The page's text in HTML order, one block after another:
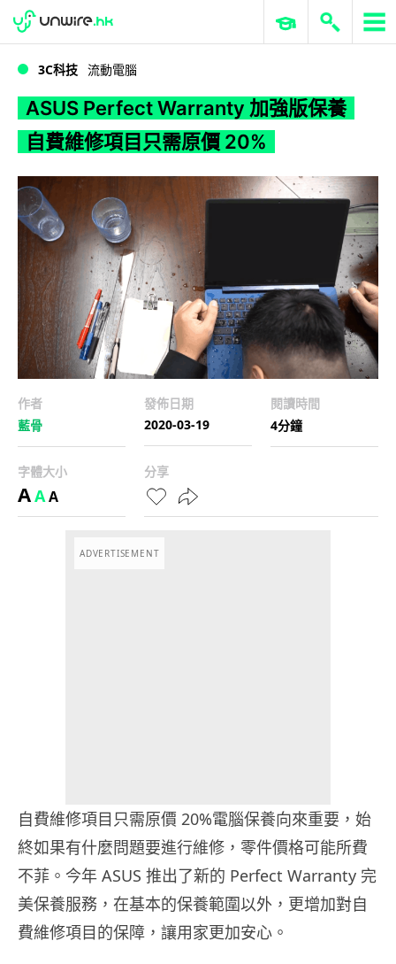
WWDC 2026 ERP 與商業 AI
3C科技 流動電腦
ASUS Perfect Warranty 加強版保養
自費維修項目只需原價 20%
作者
藍骨
發佈日期
2020-03-19
閱讀時間
4分鐘
字體大小
AAA
分享
ADVERTISEMENT
自費維修項目只需原價 20%電腦保養向來重要，始
終如果有什麼問題要進行維修，零件價格可能所費
不菲。今年 ASUS 推出了新的 Perfect Warranty 完
美保養服務，在基本的保養範圍以外，更增加對自
費維修項目的保障，讓用家更加安心。